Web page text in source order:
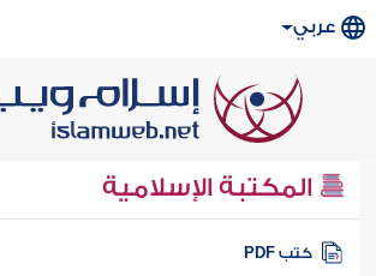
عربي
المكتبة الإسلامية